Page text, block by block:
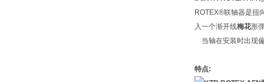
ROTEX®联轴器是扭
入一个渐开线梅花形
当轴在安装时出现
特点: